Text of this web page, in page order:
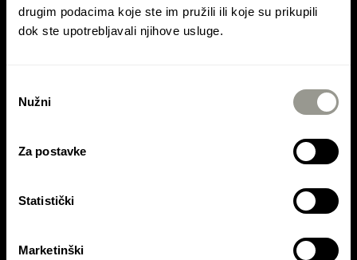
drugim podacima koje ste im pružili ili koje su prikupili
dok ste upotrebljavali njihove usluge.
pristanka
Nužni
Za postavke
Statistički
Marketinški
Kontaktirajte Colas Mineral d.o.o.
grupacije